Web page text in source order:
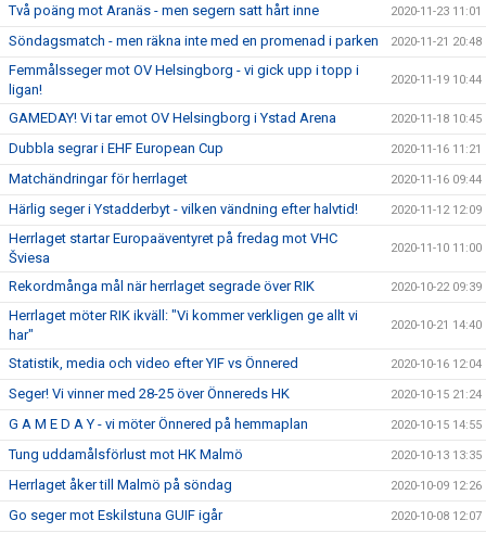
Två poäng mot Aranäs - men segern satt hårt inne 2020-11-23 11:01
Söndagsmatch - men räkna inte med en promenad i parken 2020-11-21 20:48
Femmålsseger mot OV Helsingborg - vi gick upp i topp i
ligan!
2020-11-19 10:44
GAMEDAY! Vi tar emot OV Helsingborg i Ystad Arena 2020-11-18 10:45
Dubbla segrar i EHF European Cup 2020-11-16 11:21
Matchändringar för herrlaget 2020-11-16 09:44
Härlig seger i Ystadderbyt - vilken vändning efter halvtid! 2020-11-12 12:09
Herrlaget startar Europaäventyret på fredag mot VHC
Šviesa
2020-11-10 11:00
Rekordmånga mål när herrlaget segrade över RIK 2020-10-22 09:39
Herrlaget möter RIK ikväll: "Vi kommer verkligen ge allt vi
har"
2020-10-21 14:40
Statistik, media och video efter YIF vs Önnered 2020-10-16 12:04
Seger! Vi vinner med 28-25 över Önnereds HK 2020-10-15 21:24
G A M E D A Y - vi möter Önnered på hemmaplan 2020-10-15 14:55
Tung uddamålsförlust mot HK Malmö 2020-10-13 13:35
Herrlaget åker till Malmö på söndag 2020-10-09 12:26
Go seger mot Eskilstuna GUIF igår 2020-10-08 12:07